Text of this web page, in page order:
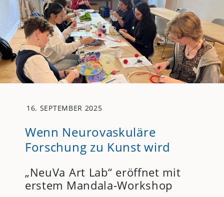
16. SEPTEMBER 2025
Wenn Neurovaskuläre
Forschung zu Kunst wird
„NeuVa Art Lab“ eröffnet mit
erstem Mandala-Workshop